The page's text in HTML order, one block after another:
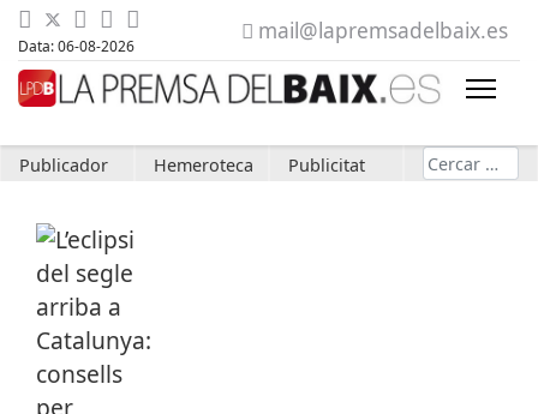
Data: 06-08-2026
mail@lapremsadelbaix.es
Publicador Hemeroteca Publicitat Cerca